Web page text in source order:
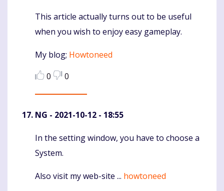
Komentaras
This article actually turns out to be useful
when you wish to enjoy easy gameplay.
My blog; Howtoneed
0
0
NG - 2021-10-12 - 18:55
Komentaras
In the setting window, you have to choose a
System.
Also visit my web-site ... howtoneed